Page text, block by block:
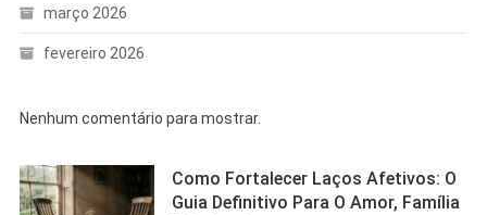
março 2026
fevereiro 2026
Nenhum comentário para mostrar.
Como Fortalecer Laços Afetivos: O
Guia Definitivo Para O Amor, Família